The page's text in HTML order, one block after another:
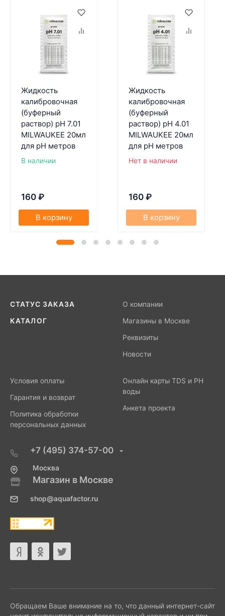
Жидкость
калибровочная
(буферный
раствор) pH 7.01
MILWAUKEE 20мл
для pH метров
В наличии
160 ₽
В корзину
Жидкость
калибровочная
(буферный
раствор) pH 4.01
MILWAUKEE 20мл
для pH метров
Нет в наличии
160 ₽
В корзину
СТАТУС ЗАКАЗА
КАТАЛОГ
О компании
Магазины в Москве
Реквизиты
Новости
Условия оплаты
Гарантия и возврат
Политика обработки
персональных данных
Онлайн карты TDS и PH
воды
Анкета проекта
+7 (495) 374-57-00
Москва
Магазин в Москве
shop@aquafactor.ru
Обращаем Ваше внимание на то, что данный интернет-сайт